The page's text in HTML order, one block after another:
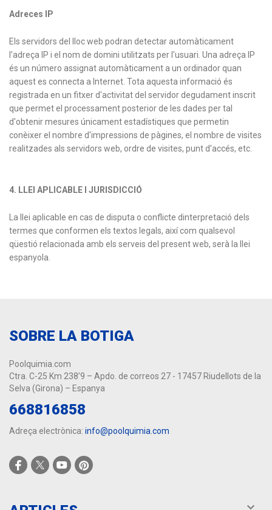
Adreces IP
Els servidors del lloc web podran detectar automàticament
l'adreça IP i el nom de domini utilitzats per l'usuari. Una adreça IP
és un número assignat automàticament a un ordinador quan
aquest es connecta a Internet. Tota aquesta informació és
registrada en un fitxer d'activitat del servidor degudament inscrit
que permet el processament posterior de les dades per tal
d'obtenir mesures únicament estadístiques que permetin
conèixer el nombre d'impressions de pàgines, el nombre de visites
realitzades als servidors web, ordre de visites, punt d'accés, etc.
4. LLEI APLICABLE I JURISDICCIÓ
La llei aplicable en cas de disputa o conflicte dinterpretació dels
termes que conformen els textos legals, així com qualsevol
qüestió relacionada amb els serveis del present web, serà la llei
espanyola.
SOBRE LA BOTIGA
Poolquimia.com
Ctra. C-25 Km 238’9 – Apdo. de correos 27 - 17457 Riudellots de la
Selva (Girona) – Espanya
668816858
Adreça electrònica: info@poolquimia.com